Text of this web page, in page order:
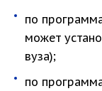
по
может
вуза);
по